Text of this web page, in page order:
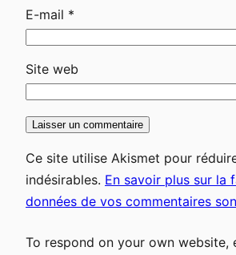
E-mail *
Site web
Ce site utilise Akismet pour
indésirables. En savoir plus sur la
données de vos commentaires
To respond on your own website,